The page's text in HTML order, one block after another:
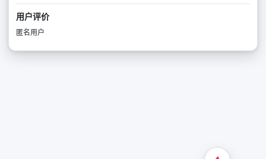
用户评价
匿名用户